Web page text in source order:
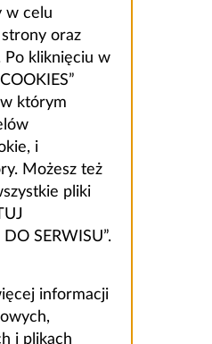
w celu
strony oraz
Po kliknięciu w
którym
i
Możesz też
pliki
SERWISU”.
informacji
i plikach